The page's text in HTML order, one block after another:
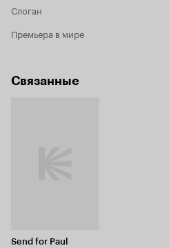
Слоган
Премьера в мире
Связанные
Send for Paul